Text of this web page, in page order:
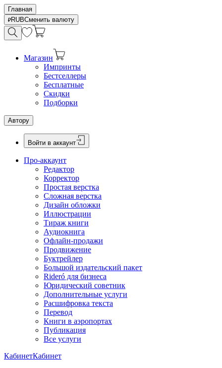
Главная
RUBСменить валюту
Магазин
Импринты
Бестселлеры
Бесплатные
Скидки
Подборки
Автору
Войти в аккаунт
Про-аккаунт
Редактор
Корректор
Простая верстка
Сложная верстка
Дизайн обложки
Иллюстрации
Тираж книги
Аудиокнига
Офлайн-продажи
Продвижение
Буктрейлер
Большой издательский пакет
Rideró для бизнеса
Юридический советник
Дополнительные услуги
Расшифровка текста
Перевод
Книги в аэропортах
Публикация
Все услуги
КабинетКабинет